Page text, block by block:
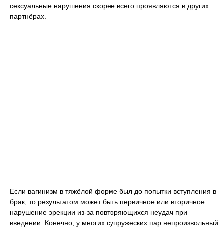
сексуальные нарушения скорее всего проявляются в других
партнёрах.
Если вагинизм в тяжёлой форме был до попытки вступления в
брак, то результатом может быть первичное или вторичное
нарушение эрекции из-за повторяющихся неудач при
введении. Конечно, у многих супружеских пар непроизвольный